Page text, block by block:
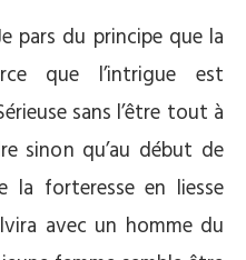
pars du principe que la
que l’intrigue est
sans l’être tout à
sinon qu’au début de
la forteresse en liesse
avec un homme du